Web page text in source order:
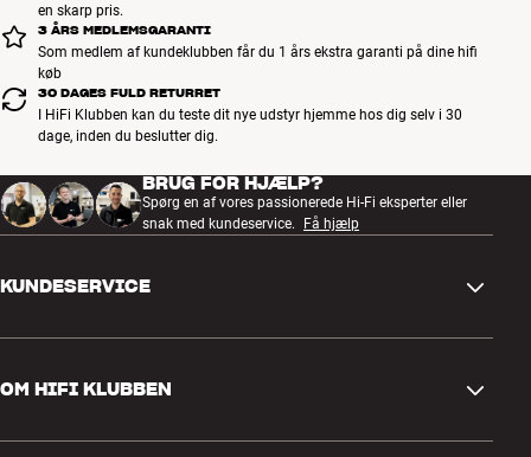
en skarp pris.
3 ÅRS MEDLEMSGARANTI
Som medlem af kundeklubben får du 1 års ekstra garanti på dine hifi
køb
30 DAGES FULD RETURRET
I HiFi Klubben kan du teste dit nye udstyr hjemme hos dig selv i 30
dage, inden du beslutter dig.
BRUG FOR HJÆLP?
Spørg en af vores passionerede Hi-Fi eksperter eller
snak med kundeservice.
Få hjælp
KUNDESERVICE
Retur og reklamation
OM HIFI KLUBBEN